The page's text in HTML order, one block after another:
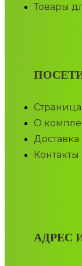
Товары
О
Контакты
АДРЕС